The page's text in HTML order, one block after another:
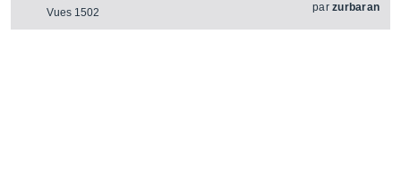
Vues 1502
parzurbaran